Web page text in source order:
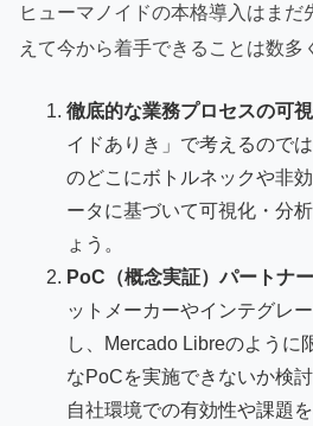
ヒューマノイドの本格導入はま
えて今から着手できることは数多
徹底的な業務プロセスの可
イドありき」で考えるので
のどこにボトルネックや非
ータに基づいて可視化・分
ょう。
PoC（概念実証）パートナ
ットメーカーやインテグレ
し、Mercado Libreのように
なPoCを実施できないか検
自社環境での有効性や課題